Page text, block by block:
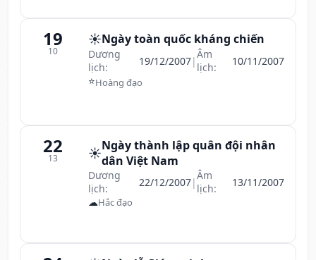
19
10
☀️Ngày toàn quốc kháng chiến
Dương
lịch:
19/12/2007|Âm
lịch:
10/11/2007
⭐Hoàng đạo
22
13 ☀️Ngày thành lập quân đội nhân
dân Việt Nam
Dương
lịch:
22/12/2007|Âm
lịch:
13/11/2007
☁Hắc đạo